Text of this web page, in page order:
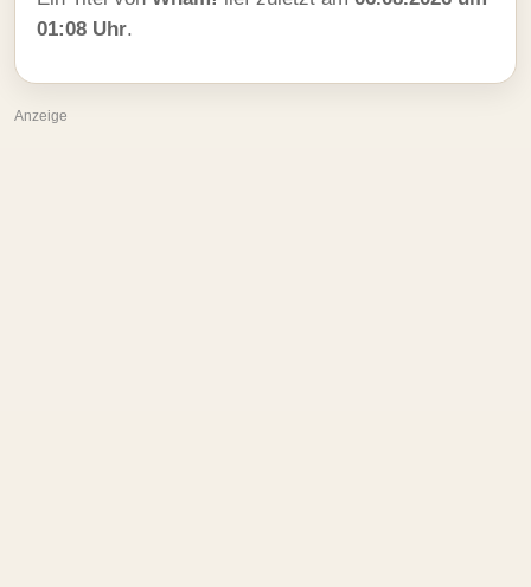
01:08 Uhr.
Anzeige